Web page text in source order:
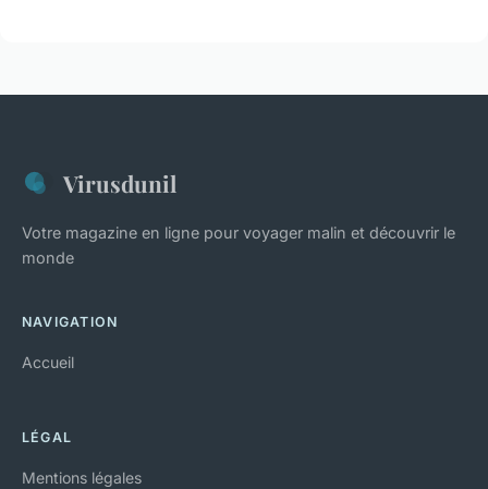
Virusdunil
Votre magazine en ligne pour voyager malin et découvrir le
monde
NAVIGATION
Accueil
LÉGAL
Mentions légales